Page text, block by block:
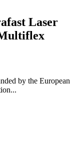
Laser
by the European